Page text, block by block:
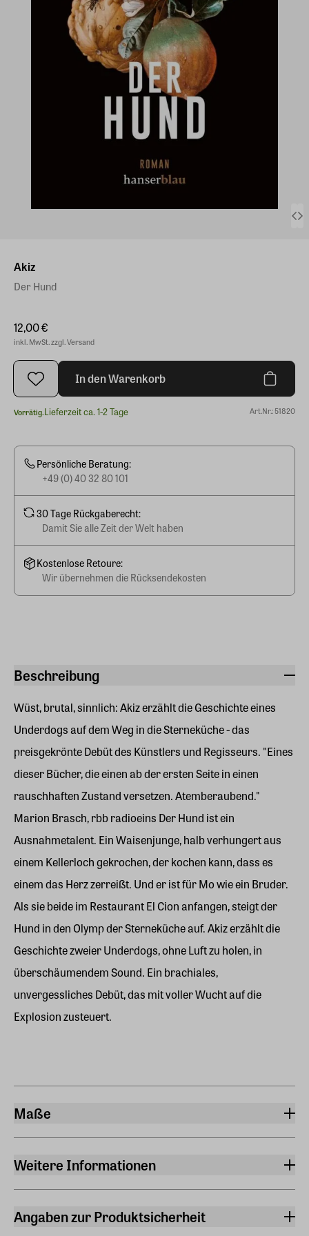
Beschreibung
Wüst, brutal, sinnlich: Akiz erzählt die Geschichte eines
Underdogs auf dem Weg in die Sterneküche - das
preisgekrönte Debüt des Künstlers und Regisseurs. "Eines
dieser Bücher, die einen ab der ersten Seite in einen
rauschhaften Zustand versetzen. Atemberaubend."
Marion Brasch, rbb radioeins Der Hund ist ein
Ausnahmetalent. Ein Waisenjunge, halb verhungert aus
einem Kellerloch gekrochen, der kochen kann, dass es
einem das Herz zerreißt. Und er ist für Mo wie ein Bruder.
Als sie beide im Restaurant El Cion anfangen, steigt der
Hund in den Olymp der Sterneküche auf. Akiz erzählt die
Geschichte zweier Underdogs, ohne Luft zu holen, in
überschäumendem Sound. Ein brachiales,
unvergessliches Debüt, das mit voller Wucht auf die
Explosion zusteuert.
Maße
Länge
18,90 cm
Höhe
Weitere Informationen
Verlag
Angaben zur Produktsicherheit
Akiz
Der Hund
12,00 €
inkl. MwSt. zzgl. Versand
In den Warenkorb
Vorrätig.Lieferzeit ca. 1-2 Tage Art.Nr.: 51820
Persönliche Beratung:
+49 (0) 40 32 80 101
30 Tage Rückgaberecht:
Damit Sie alle Zeit der Welt haben
Kostenlose Retoure:
Wir übernehmen die Rücksendekosten